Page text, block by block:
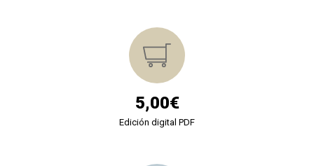
5,00€
Edición digital PDF